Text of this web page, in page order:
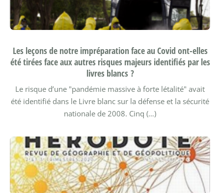
Les leçons de notre impréparation face au Covid ont-elles
été tirées face aux autres risques majeurs identifiés par les
livres blancs ?
Le risque d’une "pandémie massive à forte létalité" avait
été identifié dans le Livre blanc sur la défense et la sécurité
nationale de 2008. Cinq (…)